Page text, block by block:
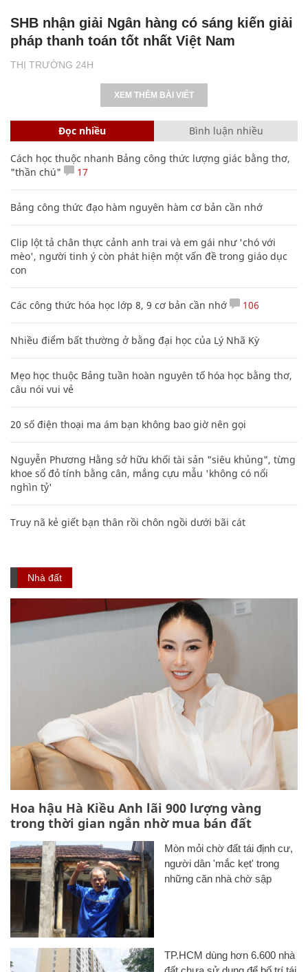
THỊ TRƯỜNG 24H
SHB nhận giải Ngân hàng có sáng kiến giải
pháp thanh toán tốt nhất Việt Nam
XEM THÊM BÀI VIẾT
Đọc nhiều Bình luận nhiều
Cách học thuộc nhanh Bảng công thức lượng giác bằng thơ,
"thần chú"
17
Bảng công thức đạo hàm nguyên hàm cơ bản cần nhớ
Clip lột tả chân thực cảnh anh trai và em gái như 'chó với
mèo', người tinh ý còn phát hiện một vấn đề trong giáo dục
con
Các công thức hóa học lớp 8, 9 cơ bản cần nhớ 106
Nhiều điểm bất thường ở bằng đại học của Lý Nhã Kỳ
Mẹo học thuộc Bảng tuần hoàn nguyên tố hóa học bằng thơ,
câu nói vui vẻ
20 số điện thoại ma ám bạn không bao giờ nên gọi
Nguyễn Phương Hằng sở hữu khối tài sản "siêu khủng", từng
khoe sổ đỏ tính bằng cân, mắng cựu mẫu 'không có nổi
nghìn tỷ'
Truy nã kẻ giết bạn thân rồi chôn ngồi dưới bãi cát
Nhà đất
Hoa hậu Hà Kiều Anh lãi 900 lượng vàng
trong thời gian ngắn nhờ mua bán đất
Mòn mỏi chờ đất tái định cư,
người dân 'mắc kẹt' trong
những căn nhà chờ sập
TP.HCM dùng hơn 6.600 nhà